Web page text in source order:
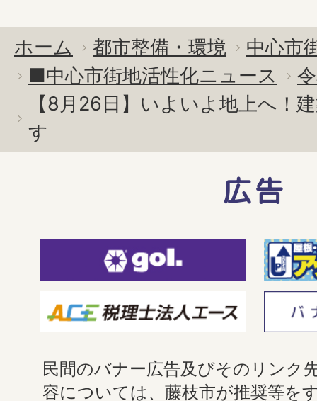
ホーム 都市整備・環境
中心市
■中心市街地活性化ニュース
【8月26日】いよいよ地上へ！
す
広告
民間のバナー広告及びそのリンク
容については、藤枝市が推奨等を